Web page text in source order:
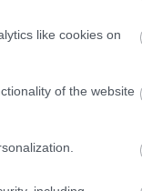
like cookies on
of the website